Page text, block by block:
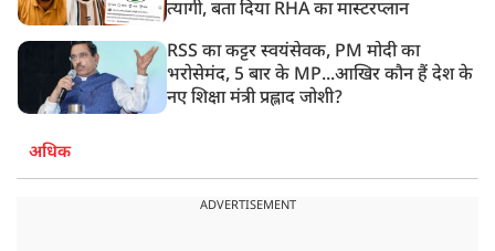
त्यागी, बता दिया RHA का मास्टरप्लान
RSS का कट्टर स्वयंसेवक, PM मोदी का
भरोसेमंद, 5 बार के MP...आखिर कौन हैं देश के
नए शिक्षा मंत्री प्रह्लाद जोशी?
अधिक
ADVERTISEMENT